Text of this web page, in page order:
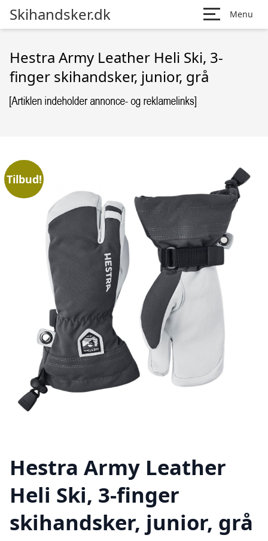
Skihandsker.dk Menu
Hestra Army Leather Heli Ski, 3-
finger skihandsker, junior, grå
Tilbud!
Hestra Army Leather
Heli Ski, 3-finger
skihandsker, junior, grå